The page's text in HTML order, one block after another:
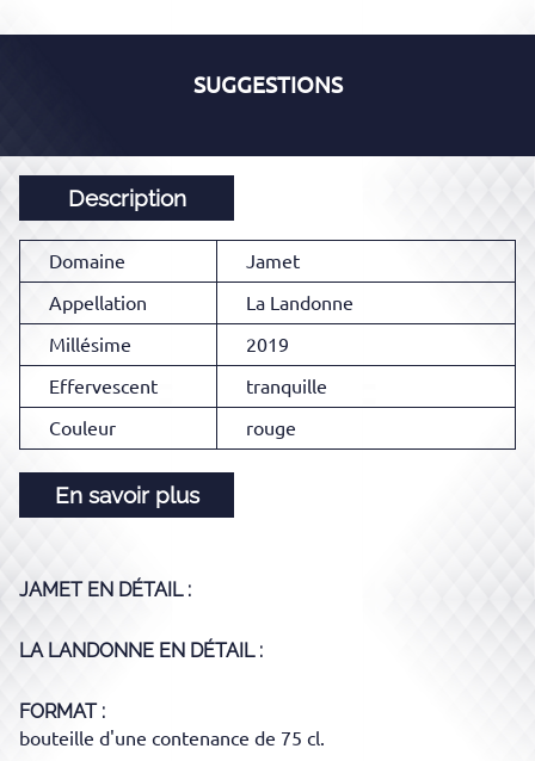
SUGGESTIONS
Description
Domaine
Jamet
Appellation
La Landonne
Millésime
2019
Effervescent
tranquille
Couleur
rouge
En savoir plus
JAMETEN DÉTAIL :
LA LANDONNE EN DÉTAIL :
FORMAT
bouteille d'une contenance de 75 cl.